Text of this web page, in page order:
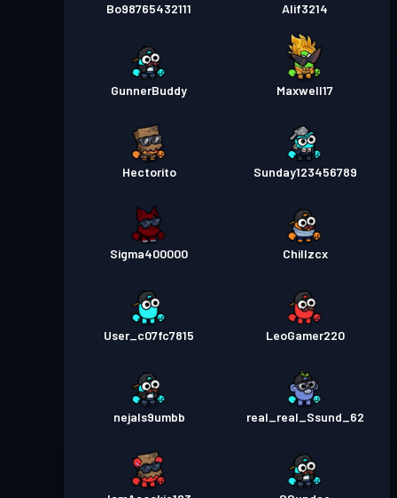
Bo98765432111 Alif3214
GunnerBuddy Maxwell17
Hectorito Sunday123456789
Sigma400000 Chillzcx
User_c07fc7815 LeoGamer220
nejals9umbb real_real_Ssund_62